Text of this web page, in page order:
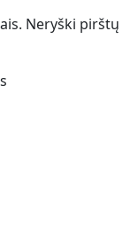
Neryški pirštų